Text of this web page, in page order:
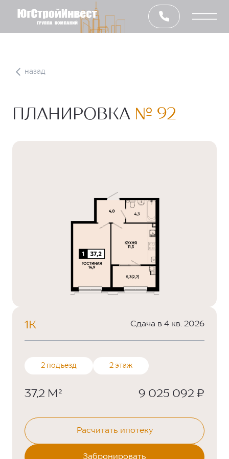
назад
ПЛАНИРОВКА № 92
1К Сдача в 4 кв. 2026
2 подъезд 2 этаж
37,2 М² 9 025 092 ₽
Расчитать ипотеку
Забронировать